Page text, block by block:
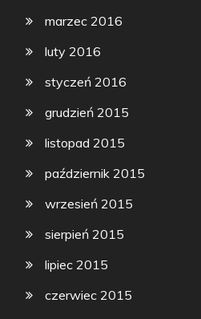
marzec 2016
luty 2016
styczeń 2016
grudzień 2015
listopad 2015
październik 2015
wrzesień 2015
sierpień 2015
lipiec 2015
czerwiec 2015